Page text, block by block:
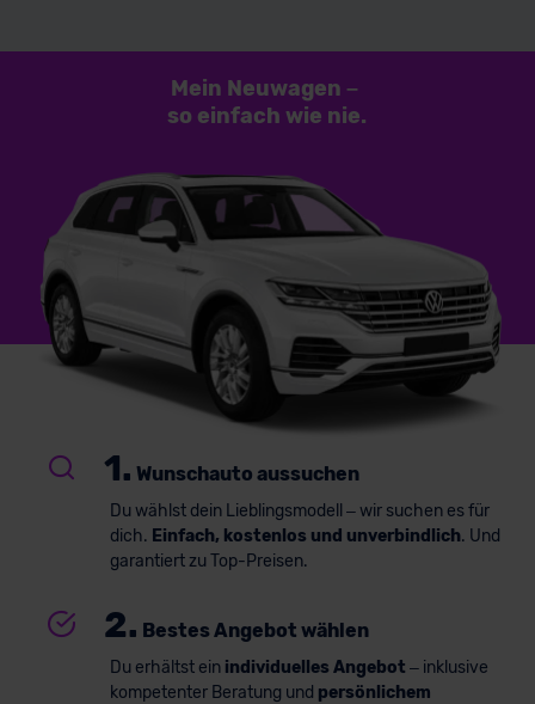
Mein Neuwagen –
so einfach wie nie.
1. Wunschauto aussuchen
Du wählst dein Lieblingsmodell – wir suchen es für
dich. Einfach, kostenlos und unverbindlich. Und
garantiert zu Top-Preisen.
2. Bestes Angebot wählen
Du erhältst ein individuelles Angebot – inklusive
kompetenter Beratung und persönlichem